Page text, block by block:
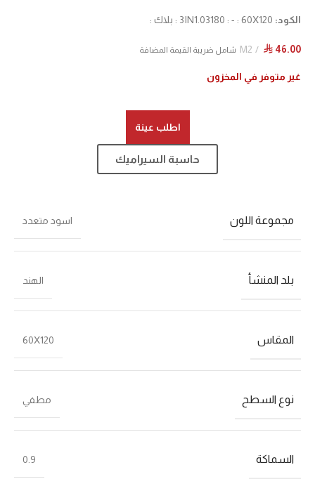
الكود: 3IN1.03180 : - : 60X120 : بلاك :
⃁ 46.00
M2 شامل ضريبة القيمة المضافة
غير متوفر في المخزون
اطلب عينة
حاسبة السيراميك
مجموعة اللون اسود متعدد
بلد المنشأ الهند
المقاس 60X120
نوع السطح مطفي
السماكة 0.9